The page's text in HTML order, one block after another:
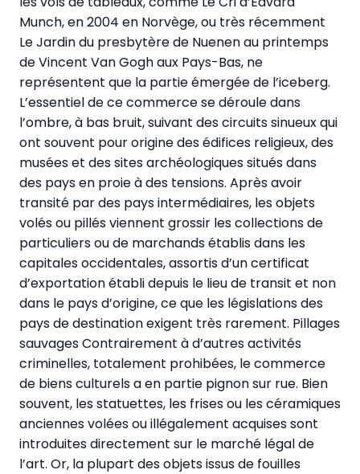
Munch, en 2004 en Norvège, ou très récemment
Le Jardin du presbytère de Nuenen au printemps
de Vincent Van Gogh aux Pays-Bas, ne
représentent que la partie émergée de l’iceberg.
L’essentiel de ce commerce se déroule dans
l’ombre, à bas bruit, suivant des circuits sinueux qui
ont souvent pour origine des édifices religieux, des
musées et des sites archéologiques situés dans
des pays en proie à des tensions. Après avoir
transité par des pays intermédiaires, les objets
volés ou pillés viennent grossir les collections de
particuliers ou de marchands établis dans les
capitales occidentales, assortis d’un certificat
d’exportation établi depuis le lieu de transit et non
dans le pays d’origine, ce que les législations des
pays de destination exigent très rarement. Pillages
sauvages Contrairement à d’autres activités
criminelles, totalement prohibées, le commerce
de biens culturels a en partie pignon sur rue. Bien
souvent, les statuettes, les frises ou les céramiques
anciennes volées ou illégalement acquises sont
introduites directement sur le marché légal de
l’art. Or, la plupart des objets issus de fouilles